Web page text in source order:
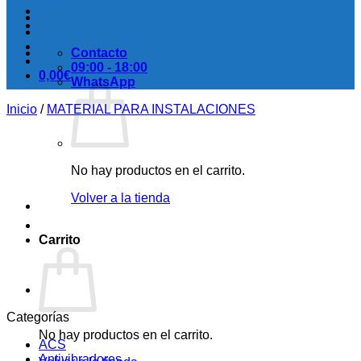
0,00€
No hay productos en el carrito.
Volver a la tienda
Carrito
No hay productos en el carrito.
Contacto
09:00 - 18:00
WhatsApp
Inicio / MATERIAL PARA INSTALACIONES
Categorías
ACS